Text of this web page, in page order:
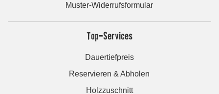
Muster-Widerrufsformular
Top-Services
Dauertiefpreis
Reservieren & Abholen
Holzzuschnitt